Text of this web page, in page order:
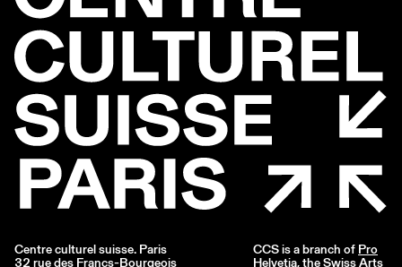
Centre culturel suisse. Paris
32 rue des Francs-Bourgeois
CCS is a branch of Pro
Helvetia, the Swiss Arts